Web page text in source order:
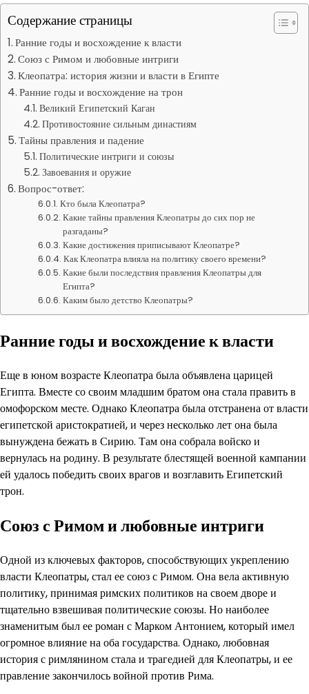
Содержание страницы
Ранние годы и восхождение к власти
Союз с Римом и любовные интриги
Клеопатра: история жизни и власти в Египте
Ранние годы и восхождение на трон
Великий Египетский Каган
Противостояние сильным династиям
Тайны правления и падение
Политические интриги и союзы
Завоевания и оружие
Вопрос-ответ:
Кто была Клеопатра?
Какие тайны правления Клеопатры до сих пор не
разгаданы?
Какие достижения приписывают Клеопатре?
Как Клеопатра влияла на политику своего времени?
Какие были последствия правления Клеопатры для
Египта?
Каким было детство Клеопатры?
Ранние годы и восхождение к власти
Еще в юном возрасте Клеопатра была объявлена царицей
Египта. Вместе со своим младшим братом она стала править в
омофорском месте. Однако Клеопатра была отстранена от власти
египетской аристократией, и через несколько лет она была
вынуждена бежать в Сирию. Там она собрала войско и
вернулась на родину. В результате блестящей военной кампании
ей удалось победить своих врагов и возглавить Египетский
трон.
Союз с Римом и любовные интриги
Одной из ключевых факторов, способствующих укреплению
власти Клеопатры, стал ее союз с Римом. Она вела активную
политику, принимая римских политиков на своем дворе и
тщательно взвешивая политические союзы. Но наиболее
знаменитым был ее роман с Марком Антонием, который имел
огромное влияние на оба государства. Однако, любовная
история с римлянином стала и трагедией для Клеопатры, и ее
правление закончилось войной против Рима.